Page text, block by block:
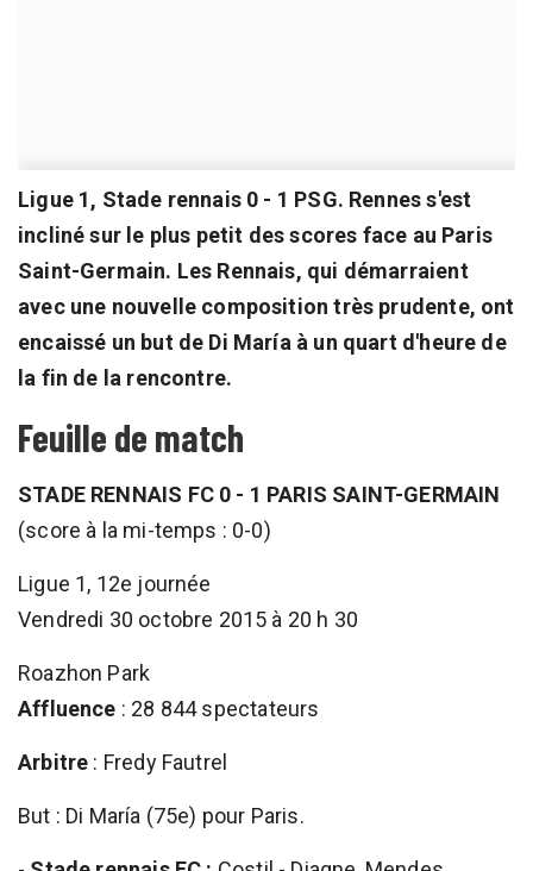
Ligue 1, Stade rennais 0 - 1 PSG. Rennes s'est
incliné sur le plus petit des scores face au Paris
Saint-Germain. Les Rennais, qui démarraient
avec une nouvelle composition très prudente, ont
encaissé un but de Di María à un quart d'heure de
la fin de la rencontre.
Feuille de match
STADE RENNAIS FC 0 - 1 PARIS SAINT-GERMAIN
(score à la mi-temps : 0-0)
Ligue 1, 12e journée
Vendredi 30 octobre 2015 à 20 h 30
Roazhon Park
Affluence : 28 844 spectateurs
Arbitre : Fredy Fautrel
But : Di María (75e) pour Paris.